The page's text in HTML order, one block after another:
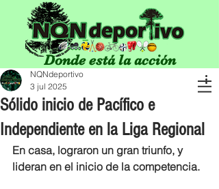
Donde está la acción
Sólido inicio de Pacífico e
Independiente en la Liga Regional
NQNdeportivo
3 jul 2025
En casa, lograron un gran triunfo, y
lideran en el inicio de la competencia.